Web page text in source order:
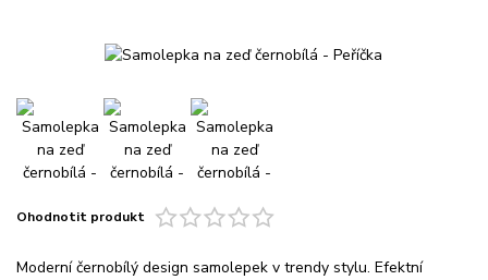
Ohodnotit produkt
Moderní černobílý design samolepek v trendy stylu. Efektní